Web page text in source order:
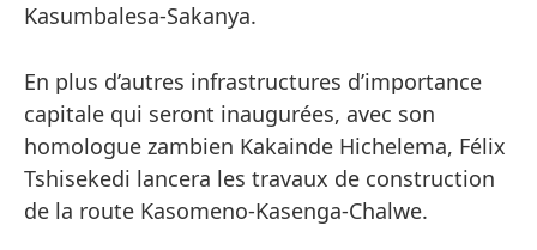
Kasumbalesa-Sakanya.
En plus d’autres infrastructures d’importance
capitale qui seront inaugurées, avec son
homologue zambien Kakainde Hichelema, Félix
Tshisekedi lancera les travaux de construction
de la route Kasomeno-Kasenga-Chalwe.